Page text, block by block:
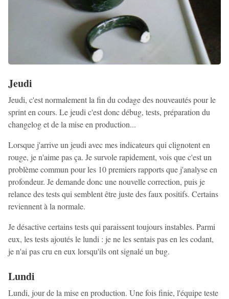
Jeudi
Jeudi, c'est normalement la fin du codage des nouveautés pour le
sprint en cours. Le jeudi c'est donc débug, tests, préparation du
changelog et de la mise en production...
Lorsque j'arrive un jeudi avec mes indicateurs qui clignotent en
rouge, je n'aime pas ça. Je survole rapidement, vois que c'est un
problème commun pour les 10 premiers rapports que j'analyse en
profondeur. Je demande donc une nouvelle correction, puis je
relance des tests qui semblent être juste des faux positifs. Certains
reviennent à la normale.
Je désactive certains tests qui paraissent toujours instables. Parmi
eux, les tests ajoutés le lundi : je ne les sentais pas en les codant,
je n'ai pas cru en eux lorsqu'ils ont signalé un bug.
Lundi
Lundi, jour de la mise en production. Une fois finie, l'équipe teste